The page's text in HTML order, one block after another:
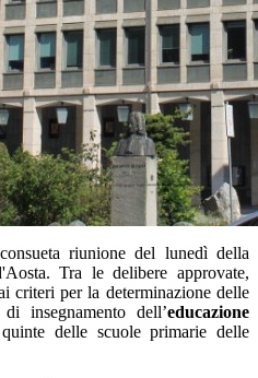
riunione del lunedì della
Tra le delibere approvate,
criteri per la determinazione delle
insegnamento dell’educazione
delle scuole primarie delle